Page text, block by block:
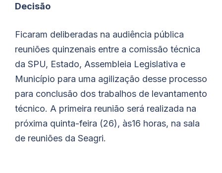
Decisão
Ficaram deliberadas na audiência pública
reuniões quinzenais entre a comissão técnica
da SPU, Estado, Assembleia Legislativa e
Município para uma agilização desse processo
para conclusão dos trabalhos de levantamento
técnico. A primeira reunião será realizada na
próxima quinta-feira (26), às16 horas, na sala
de reuniões da Seagri.